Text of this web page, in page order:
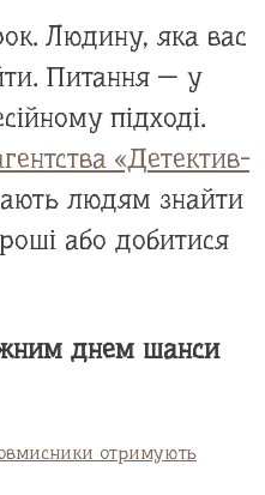
Людину, яка вас
Питання — у
підході.
«Детектив-
людям знайти
або добитися
днем шанси
отримують